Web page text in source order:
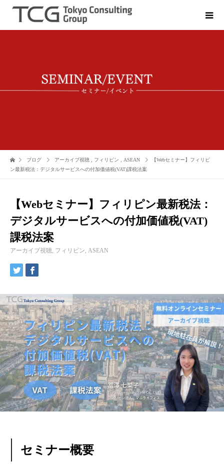
ブログ アーカイブ視聴 フィリピン ASEAN
【Webセミナー】フィリピ
ン最新税法：デジタルサービスへの付加価値税(VAT)課税法案
【Webセミナー】フィリピン最新税法：
デジタルサービスへの付加価値税(VAT)
課税法案
アーカイブ視聴, フィリピン, ASEAN
セミナー概要